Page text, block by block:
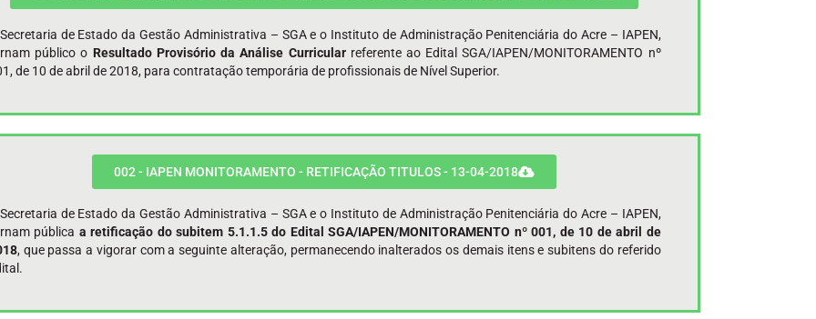
de Estado da Gestão Administrativa – SGA e o Instituto de Administração Penitenciária do Acre – IAPEN,
público o Resultado Provisório da Análise Curricular referente ao Edital SGA/IAPEN/MONITORAMENTO nº
de 10 de abril de 2018, para contratação temporária de profissionais de Nível Superior.
002 - IAPEN MONITORAMENTO - RETIFICAÇÃO TITULOS - 13-04-2018
de Estado da Gestão Administrativa – SGA e o Instituto de Administração Penitenciária do Acre – IAPEN,
pública a retificação do subitem 5.1.1.5 do Edital SGA/IAPEN/MONITORAMENTO nº 001, de 10 de abril de
, que passa a vigorar com a seguinte alteração, permanecendo inalterados os demais itens e subitens do referido